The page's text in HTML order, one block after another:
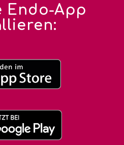
Endo-App